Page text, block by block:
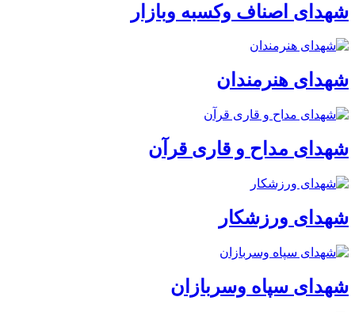
شهدای اصناف وکسبه وبازار
شهدای هنرمندان
شهدای مداح و قاری قرآن
شهدای ورزشکار
شهدای سپاه وسربازان